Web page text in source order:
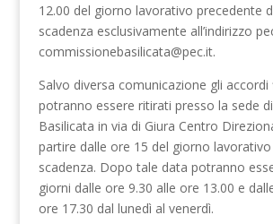
12.00 del giorno lavorativo precedente
scadenza esclusivamente all’indirizzo
commissionebasilicata@pec.it.
Salvo diversa comunicazione gli
potranno essere ritirati presso la sede
Basilicata in via di Giura Centro
partire dalle ore 15 del giorno
scadenza. Dopo tale data potranno
giorni dalle ore 9.30 alle ore 13.00 e
ore 17.30 dal lunedì al venerdì.